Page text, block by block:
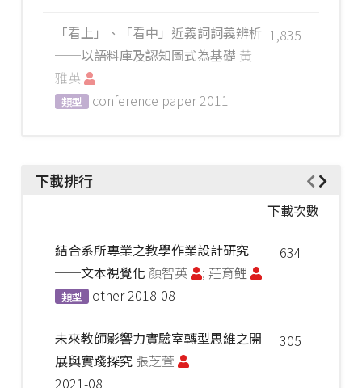
1,835
「看上」、「看中」近義詞詞義辨析
──以語料庫及認知圖式為基礎 黃
雅英
類型 conference paper2011
下載排行
下載次數
634
結合系所專業之教學作業設計研究
──文本視覺化 顏智英 ; 莊育鲤
類型 other2018-08
305
未來教師影響力實驗室轉型思維之開
展與實踐探究 張芝萱
2021-08